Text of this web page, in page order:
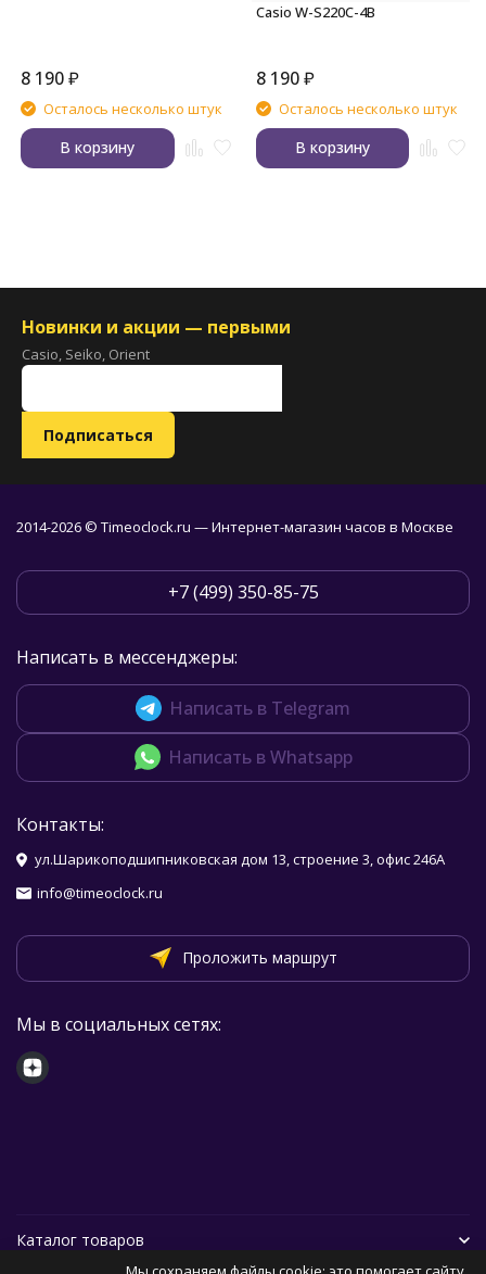
8 190₽
Осталось несколько штук
В корзину
Casio W-S220C-4B
8 190 ₽
Осталось несколько штук
В корзину
Новинки и акции — первыми
Casio, Seiko, Orient
2014-2026 © Timeoclock.ru — Интернет-магазин часов в Москве
+7 (499) 350-85-75
Написать в мессенджеры:
Написать в Telegram
Написать в Whatsapp
Контакты:
ул.Шарикоподшипниковская дом 13, строение 3, офис 246А
info@timeoclock.ru
Проложить маршрут
Мы в социальных сетях:
Каталог товаров